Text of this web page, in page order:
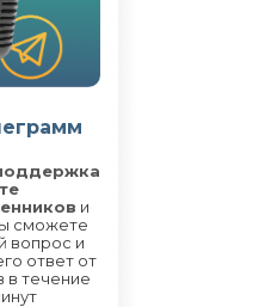
и
сможете
вопрос и
ответ от
в течение